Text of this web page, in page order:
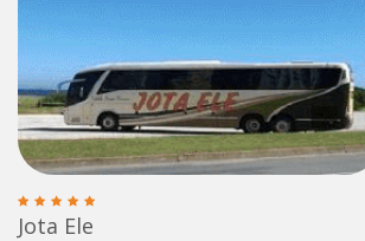
Jota Ele